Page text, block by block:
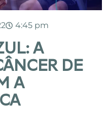
4:45 pm
A
DE
A